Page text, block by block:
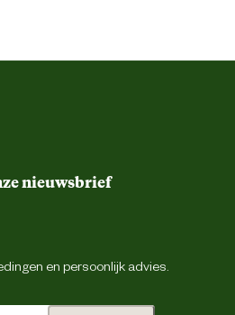
nieuwsbrief
en persoonlijk advies.